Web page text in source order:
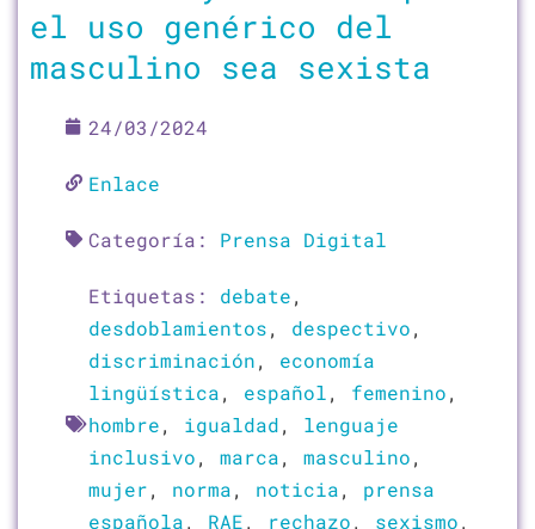
el uso genérico del
masculino sea sexista
24/03/2024
Enlace
Categoría: Prensa Digital
Etiquetas: debate,
desdoblamientos, despectivo,
discriminación, economía
lingüística, español, femenino,
hombre, igualdad, lenguaje
inclusivo, marca, masculino,
mujer, norma, noticia, prensa
española, RAE, rechazo, sexismo,